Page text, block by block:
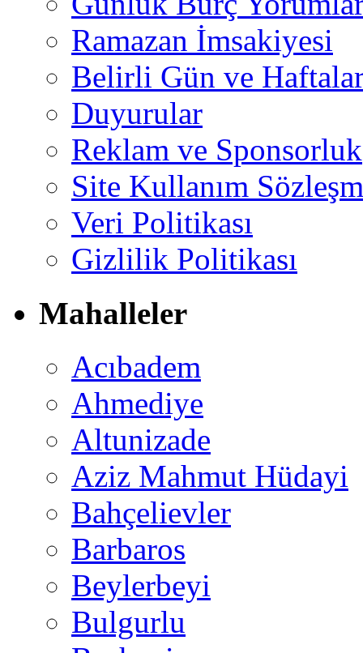
Ramazan İmsakiyesi
Belirli Gün ve
Duyurular
Reklam ve Sponsorluk
Site Kullanım
Veri Politikası
Gizlilik Politikası
Mahalleler
Acıbadem
Ahmediye
Altunizade
Aziz Mahmut Hüdayi
Bahçelievler
Barbaros
Beylerbeyi
Bulgurlu